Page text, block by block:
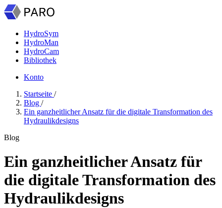
HydroSym
HydroMan
HydroCam
Bibliothek
Konto
Startseite /
Blog /
Ein ganzheitlicher Ansatz für die digitale Transformation des
Hydraulikdesigns
Blog
Ein ganzheitlicher Ansatz für
die digitale Transformation des
Hydraulikdesigns